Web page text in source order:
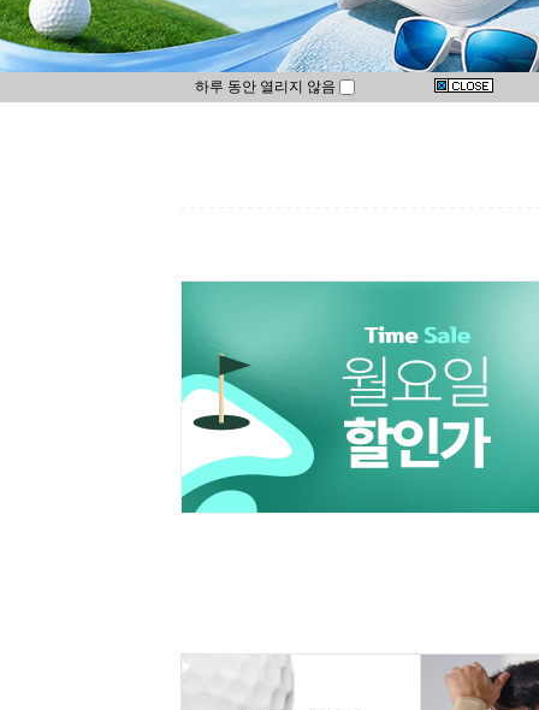
하루 동안 열리지 않음